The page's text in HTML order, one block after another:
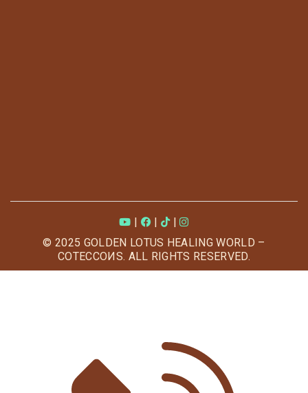
| |
|
© 2025 GOLDEN LOTUS HEALING WORLD –
COTECCOИS. ALL RIGHTS RESERVED.